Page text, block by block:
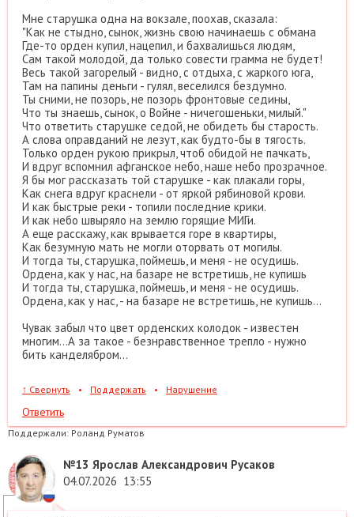
Мне старушка одна на вокзале, поохав, сказала:
"Как не стыдно, сынок, жизнь свою начинаешь с обмана
Где-то орден купил, нацепил, и бахвалишься людям,
Сам такой молодой, да только совести грамма не будет!
Весь такой загорелый - видно, с отдыха, с жаркого юга,
Там на папины деньги - гулял, веселился бездумно.
Ты сними, не позорь, не позорь фронтовые седины,
Что ты знаешь, сынок, о Войне - ничегошеньки, милый."
Что ответить старушке седой, не обидеть бы старость.
А слова оправданий не лезут, как будто-бы в тягость.
Только орден рукою прикрыл, чтоб обидой не пачкать,
И вдруг вспомнил афганское небо, наше небо прозрачное.
Я бы мог рассказать той старушке - как плакали горы,
Как снега вдруг краснели - от яркой рябиновой крови.
И как быстрые реки - топили последние крики.
И как небо швыряло на землю горящие МИГи.
А еще расскажу, как врывается горе в квартиры,
Как безумную мать не могли оторвать от могилы.
И тогда ты, старушка, поймешь, и меня - не осудишь.
Ордена, как у нас, на базаре не встретишь, не купишь
И тогда ты, старушка, поймешь, и меня - не осудишь.
Ордена, как у нас, - на базаре не встретишь, не купишь...
Чувак забыл что цвет орденских колодок - известен
многим...А за такое - безнравственное трепло - нужно
бить канделябром...
↑ Свернуть • Поддержать • Нарушение
Ответить
Поддержали: Роланд Руматов
№13 Ярослав Александрович Русаков
04.07.2026 13:55